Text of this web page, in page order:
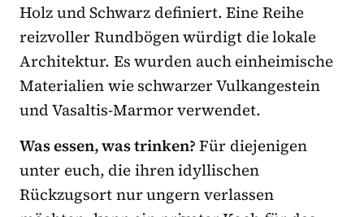
Holz und Schwarz definiert. Eine Reihe
reizvoller Rundbögen würdigt die lokale
Architektur. Es wurden auch einheimische
Materialien wie schwarzer Vulkangestein
und Vasaltis-Marmor verwendet.
Was essen, was trinken?Für diejenigen
unter euch, die ihren idyllischen
Rückzugsort nur ungern verlassen